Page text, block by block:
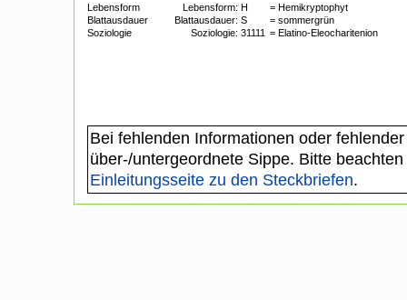
Lebensform Lebensform: H
= Hemikryptophyt
Blattausdauer
Blattausdauer: S
= sommergrün
Soziologie
Soziologie: 31111 = Elatino-Eleocharitenion
Bei fehlenden Informationen oder
über-/untergeordnete Sippe. Bitte
Einleitungsseite zu den Steckbriefen.